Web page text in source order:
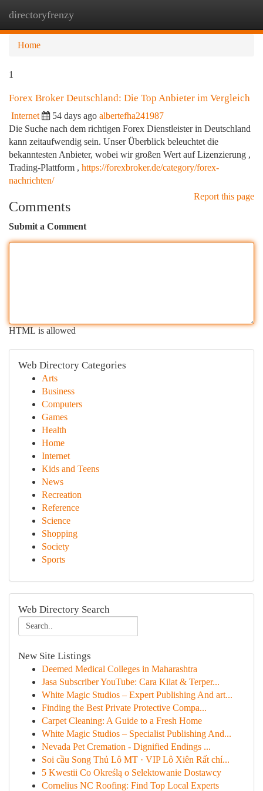
directoryfrenzy
Home
1
Forex Broker Deutschland: Die Top Anbieter im Vergleich
Internet 54 days ago albertefha241987
Die Suche nach dem richtigen Forex Dienstleister in Deutschland
kann zeitaufwendig sein. Unser Überblick beleuchtet die
bekanntesten Anbieter, wobei wir großen Wert auf Lizenzierung ,
Trading-Plattform , https://forexbroker.de/category/forex-
nachrichten/
Report this page
Comments
Submit a Comment
HTML is allowed
Web Directory Categories
Arts
Business
Computers
Games
Health
Home
Internet
Kids and Teens
News
Recreation
Reference
Science
Shopping
Society
Sports
Web Directory Search
New Site Listings
Deemed Medical Colleges in Maharashtra
Jasa Subscriber YouTube: Cara Kilat & Terper...
White Magic Studios – Expert Publishing And art...
Finding the Best Private Protective Compa...
Carpet Cleaning: A Guide to a Fresh Home
White Magic Studios – Specialist Publishing And...
Nevada Pet Cremation - Dignified Endings ...
Soi cầu Song Thủ Lô MT · VIP Lô Xiên Rất chí...
5 Kwestii Co Określą o Selektowanie Dostawcy
Cornelius NC Roofing: Find Top Local Experts